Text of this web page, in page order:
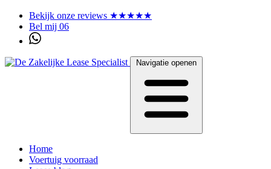
Bekijk onze reviews ★★★★★
Bel mij 06
Navigatie openen
Home
Voertuig voorraad